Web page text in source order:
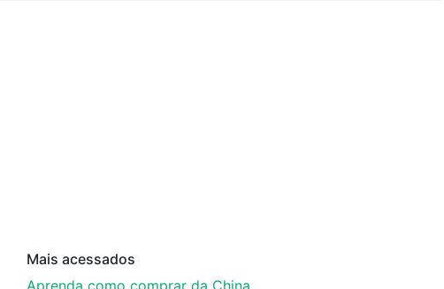
Mais acessados
Aprenda como comprar da China